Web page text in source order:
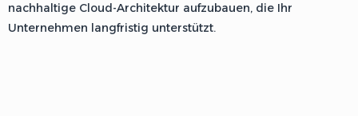
nachhaltige Cloud-Architektur aufzubauen, die Ihr
Unternehmen langfristig unterstützt.